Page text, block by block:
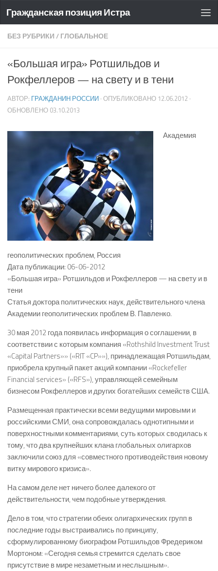
Гражданская позиция Истра
БЕЗ РУБРИКИ/ГЛОБАЛЬНОЕ
«Большая игра» Ротшильдов и
Рокфеллеров — на свету и в тени
АВТОР: ГРАЖДАНИН РОССИИ · ОПУБЛИКОВАНО 12.06.2012 ·
ОБНОВЛЕНО 03.10.2013
Академия
геополитических проблем, Россия
Дата публикации: 06-06-2012
«Большая игра» Ротшильдов и Рокфеллеров — на свету и в
тени
Статья доктора политических наук, действительного члена
Академии геополитических проблем В. Павленко.
30 мая 2012 года появилась информация о соглашении, в
соответствии с которым компания «Rothshild Investment Trust
«Capital Partners»» («RIT «CP»»), принадлежащая Ротшильдам,
приобрела крупный пакет акций компании «Rockefeller
Financial services» («RFS»), управляющей семейным
бизнесом Рокфеллеров и других богатейших семейств США.
Размещенная практически всеми ведущими мировыми и
российскими СМИ, она сопровождалась однотипными и
поверхностными комментариями, суть которых сводилась к
тому, что два крупнейших клана глобальных олигархов
заключили союз для «совместного противодействия новому
витку мирового кризиса».
На самом деле нет ничего более далекого от
действительности, чем подобные утверждения.
Дело в том, что стратегии обеих олигархических групп в
последние годы выстраивались по принципу,
сформулированному биографом Ротшильдов Фредериком
Мортоном: «Сегодня семья стремится сделать свое
присутствие в мире незаметным и неслышным».